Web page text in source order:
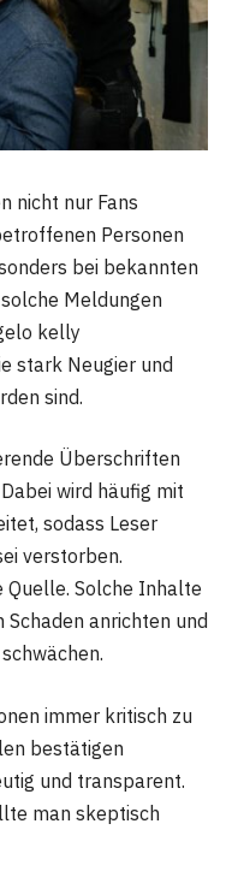
nicht nur Fans
Personen
bei bekannten
Meldungen
kelly
stark Neugier und
sind.
Überschriften
wird häufig mit
sodass Leser
verstorben.
Solche Inhalte
anrichten und
immer kritisch zu
bestätigen
und transparent.
man skeptisch